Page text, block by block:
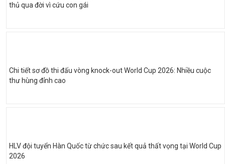
thủ qua đời vì cứu con gái
Chi tiết sơ đồ thi đấu vòng knock-out World Cup 2026: Nhiều cuộc
thư hùng đỉnh cao
HLV đội tuyển Hàn Quốc từ chức sau kết quả thất vọng tại World Cup
2026